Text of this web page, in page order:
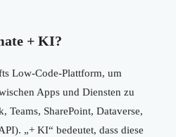
+ KI?
Low-Code-Plattform, um
Apps und Diensten zu
Teams, SharePoint, Dataverse,
„+ KI“ bedeutet, dass diese